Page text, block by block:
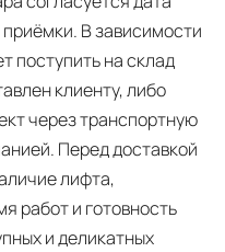
приёмки. В зависимости
поступить на склад
клиенту, либо
через транспортную
Перед доставкой
лифта,
работ и готовность
и деликатных